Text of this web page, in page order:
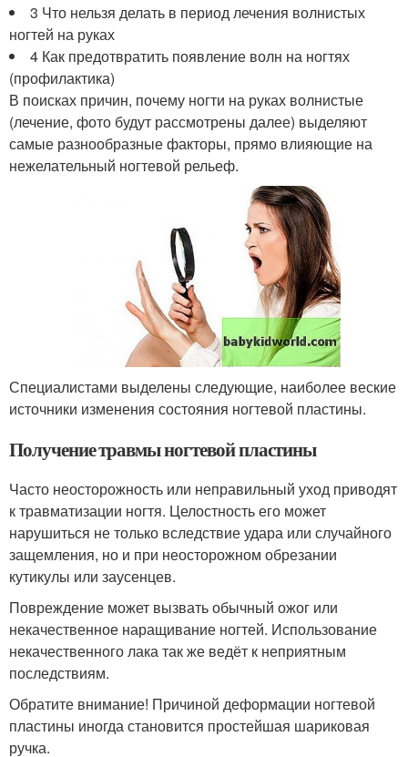
3 Что нельзя делать в период лечения волнистых
ногтей на руках
4 Как предотвратить появление волн на ногтях
(профилактика)
В поисках причин, почему ногти на руках волнистые
(лечение, фото будут рассмотрены далее) выделяют
самые разнообразные факторы, прямо влияющие на
нежелательный ногтевой рельеф.
Специалистами выделены следующие, наиболее веские
источники изменения состояния ногтевой пластины.
Получение травмы ногтевой пластины
Часто неосторожность или неправильный уход приводят
к травматизации ногтя. Целостность его может
нарушиться не только вследствие удара или случайного
защемления, но и при неосторожном обрезании
кутикулы или заусенцев.
Повреждение может вызвать обычный ожог или
некачественное наращивание ногтей. Использование
некачественного лака так же ведёт к неприятным
последствиям.
Обратите внимание! Причиной деформации ногтевой
пластины иногда становится простейшая шариковая
ручка.